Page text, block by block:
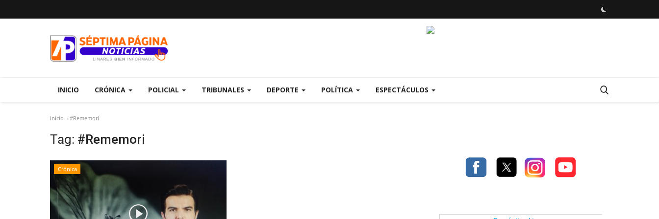
INICIO CRÓNICA POLICIAL TRIBUNALES DEPORTE POLÍTICA ESPECTÁCULOS
Inicio #Rememori
Tag: #Rememori
Crónica